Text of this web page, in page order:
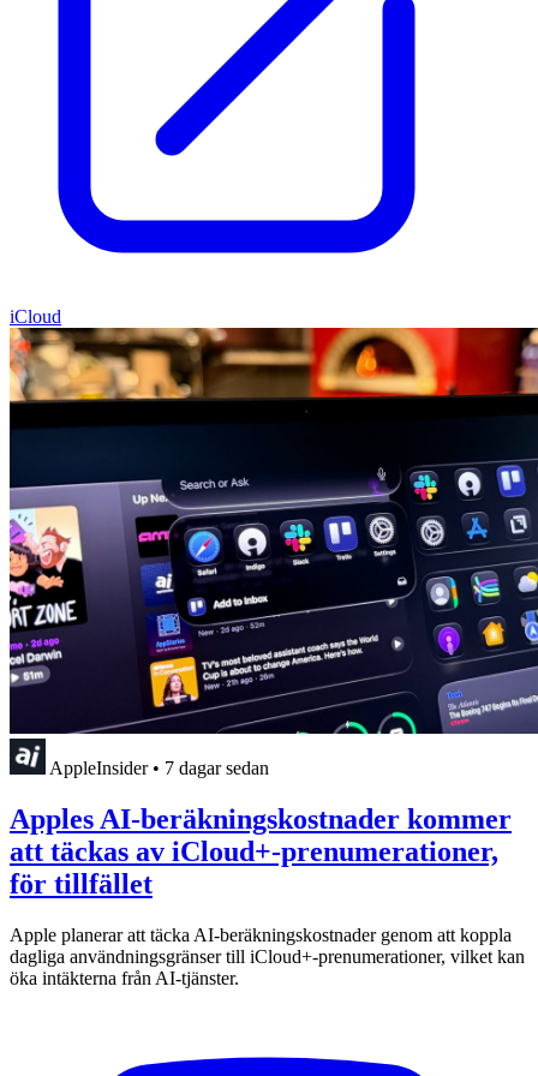
iCloud
AppleInsider • 7 dagar sedan
Apples AI-beräkningskostnader kommer
att täckas av iCloud+-prenumerationer,
för tillfället
Apple planerar att täcka AI-beräkningskostnader genom att koppla
dagliga användningsgränser till iCloud+-prenumerationer, vilket kan
öka intäkterna från AI-tjänster.